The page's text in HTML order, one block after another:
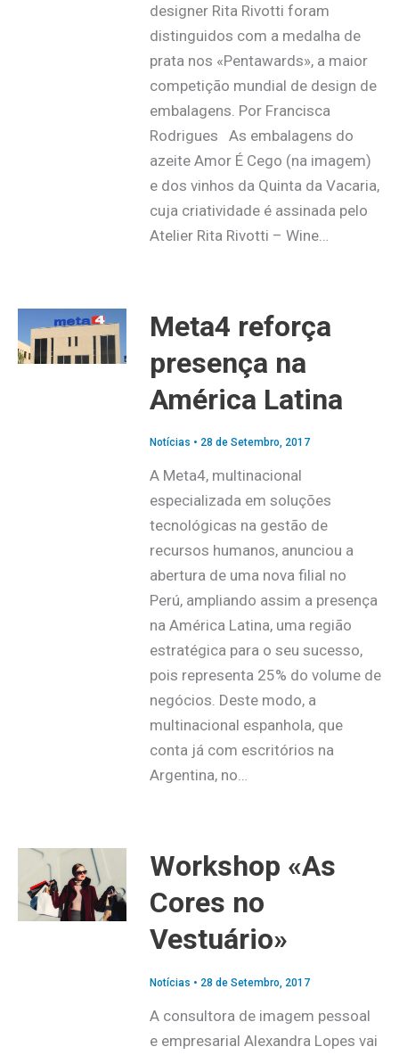
designer Rita Rivotti foram
distinguidos com a medalha de
prata nos «Pentawards», a maior
competição mundial de design de
embalagens. Por Francisca
Rodrigues As embalagens do
azeite Amor É Cego (na imagem)
e dos vinhos da Quinta da Vacaria,
cuja criatividade é assinada pelo
Atelier Rita Rivotti – Wine…
Meta4 reforça
presença na
América Latina
Notícias • 28 de Setembro, 2017
A Meta4, multinacional
especializada em soluções
tecnológicas na gestão de
recursos humanos, anunciou a
abertura de uma nova filial no
Perú, ampliando assim a presença
na América Latina, uma região
estratégica para o seu sucesso,
pois representa 25% do volume de
negócios. Deste modo, a
multinacional espanhola, que
conta já com escritórios na
Argentina, no…
Workshop «As
Cores no
Vestuário»
Notícias • 28 de Setembro, 2017
A consultora de imagem pessoal
e empresarial Alexandra Lopes vai